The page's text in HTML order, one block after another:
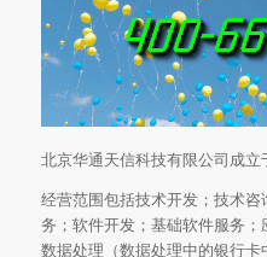
北京华通天信科技有限公司成立
经营范围包括技术开发；技术
务；软件开发；基础软件服务；
数据处理（数据处理中的银行